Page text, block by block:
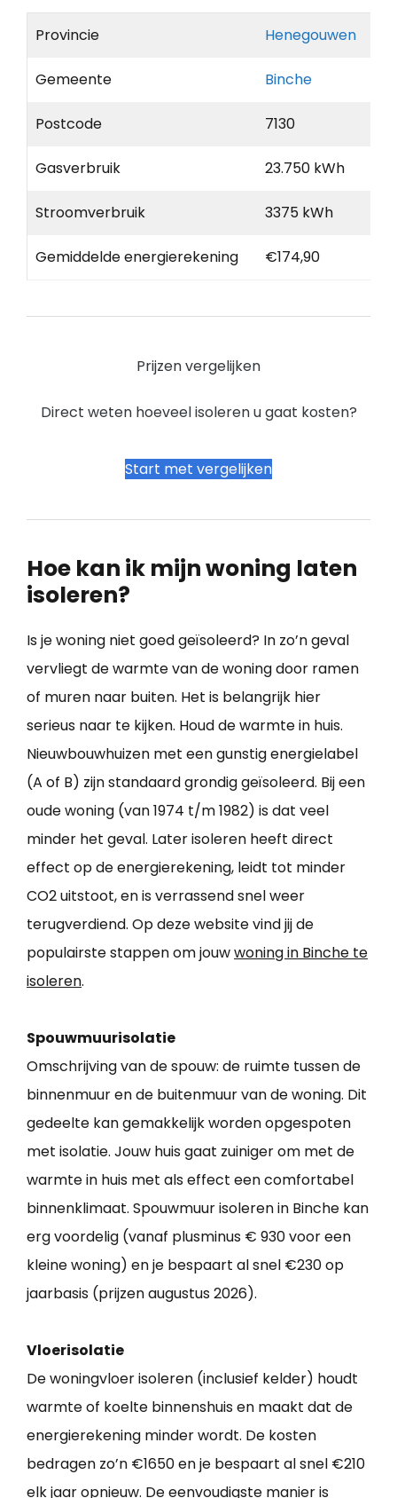
Provincie Henegouwen
Gemeente Binche
Postcode 7130
Gasverbruik 23.750 kWh
Stroomverbruik 3375 kWh
Gemiddelde energierekening €174,90
Prijzen vergelijken
Direct weten hoeveel isoleren u gaat kosten?
Start met vergelijken
Hoe kan ik mijn woning laten
isoleren?
Is je woning niet goed geïsoleerd? In zo’n geval
vervliegt de warmte van de woning door ramen
of muren naar buiten. Het is belangrijk hier
serieus naar te kijken. Houd de warmte in huis.
Nieuwbouwhuizen met een gunstig energielabel
(A of B) zijn standaard grondig geïsoleerd. Bij een
oude woning (van 1974 t/m 1982) is dat veel
minder het geval. Later isoleren heeft direct
effect op de energierekening, leidt tot minder
CO2 uitstoot, en is verrassend snel weer
terugverdiend. Op deze website vind jij de
populairste stappen om jouwwoning in Binche te
isoleren.
Spouwmuurisolatie
Omschrijving van de spouw: de ruimte tussen de
binnenmuur en de buitenmuur van de woning. Dit
gedeelte kan gemakkelijk worden opgespoten
met isolatie. Jouw huis gaat zuiniger om met de
warmte in huis met als effect een comfortabel
binnenklimaat. Spouwmuur isoleren in Binche kan
erg voordelig (vanaf plusminus € 930 voor een
kleine woning) en je bespaart al snel €230 op
jaarbasis (prijzen augustus 2026).
Vloerisolatie
De woningvloer isoleren (inclusief kelder) houdt
warmte of koelte binnenshuis en maakt dat de
energierekening minder wordt. De kosten
bedragen zo’n €1650 en je bespaart al snel €210
elk jaar opnieuw. De eenvoudigste manier is